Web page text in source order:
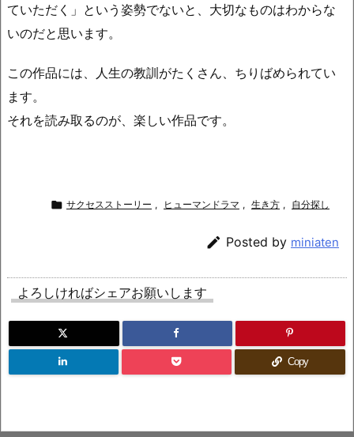
ていただく」という姿勢でないと、大切なものはわからな
いのだと思います。
この作品には、人生の教訓がたくさん、ちりばめられてい
ます。
それを読み取るのが、楽しい作品です。
 サクセスストーリー , ヒューマンドラマ , 生き方 , 自分探し
 Posted by miniaten
よろしければシェアお願いします
Copy